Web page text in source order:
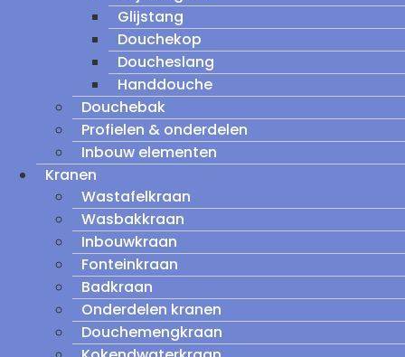
Glijstang
Douchekop
Doucheslang
Handdouche
Douchebak
Profielen & onderdelen
Inbouw elementen
Kranen
Wastafelkraan
Wasbakkraan
Inbouwkraan
Fonteinkraan
Badkraan
Onderdelen kranen
Douchemengkraan